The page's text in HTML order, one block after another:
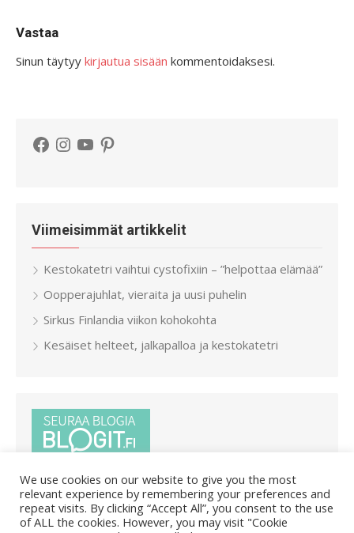
Vastaa
Sinun täytyy kirjautua sisään kommentoidaksesi.
Facebook
Instagram
YouTubePinterest
Viimeisimmät artikkelit
Kestokatetri vaihtui cystofixiin – ”helpottaa elämää”
Oopperajuhlat, vieraita ja uusi puhelin
Sirkus Finlandia viikon kohokohta
Kesäiset helteet, jalkapalloa ja kestokatetri
We use cookies on our website to give you the most
relevant experience by remembering your preferences and
repeat visits. By clicking “Accept All”, you consent to the use
of ALL the cookies. However, you may visit "Cookie